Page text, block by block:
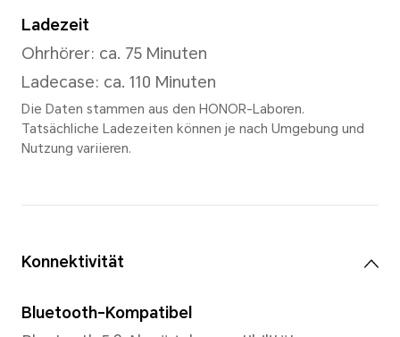
Nahegelegene Ohrhörer
Wiederverbindung, „Find
Dualverbindungen,
Pairing, Sprachanrufe,
EQ-Soundmodus usw.